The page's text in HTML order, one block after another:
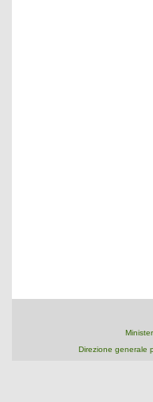
Direzione generale